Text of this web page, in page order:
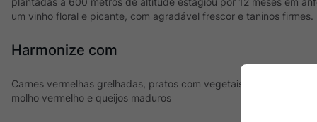
um vinho floral e picante, com agradável frescor e taninos
Harmonize com
Carnes vermelhas grelhadas, pratos com vegetais, como um
molho vermelho e queijos maduros